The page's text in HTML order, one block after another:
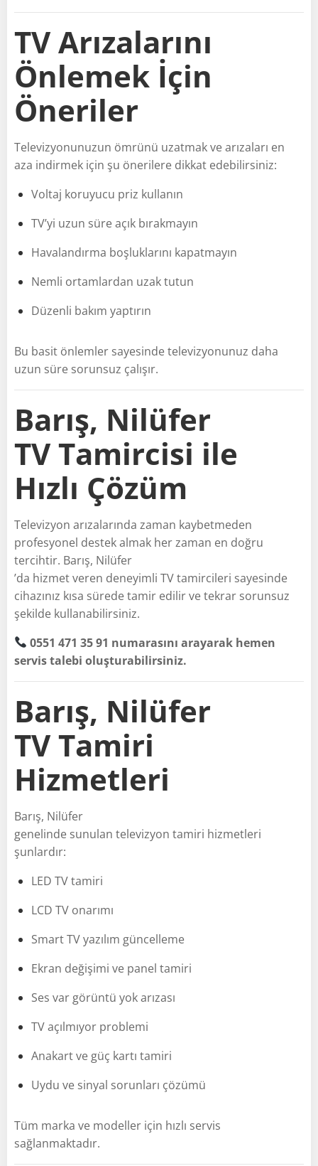
TV Arızalarını
Önlemek İçin
Öneriler
Televizyonunuzun ömrünü uzatmak ve arızaları en
aza indirmek için şu önerilere dikkat edebilirsiniz:
Voltaj koruyucu priz kullanın
TV’yi uzun süre açık bırakmayın
Havalandırma boşluklarını kapatmayın
Nemli ortamlardan uzak tutun
Düzenli bakım yaptırın
Bu basit önlemler sayesinde televizyonunuz daha
uzun süre sorunsuz çalışır.
Barış, Nilüfer
TV Tamircisi ile
Hızlı Çözüm
Televizyon arızalarında zaman kaybetmeden
profesyonel destek almak her zaman en doğru
tercihtir. Barış, Nilüfer
’da hizmet veren deneyimli TV tamircileri sayesinde
cihazınız kısa sürede tamir edilir ve tekrar sorunsuz
şekilde kullanabilirsiniz.
0551 471 35 91 numarasını arayarak hemen
servis talebi oluşturabilirsiniz.
Barış, Nilüfer
TV Tamiri
Hizmetleri
Barış, Nilüfer
genelinde sunulan televizyon tamiri hizmetleri
şunlardır:
LED TV tamiri
LCD TV onarımı
Smart TV yazılım güncelleme
Ekran değişimi ve panel tamiri
Ses var görüntü yok arızası
TV açılmıyor problemi
Anakart ve güç kartı tamiri
Uydu ve sinyal sorunları çözümü
Tüm marka ve modeller için hızlı servis
sağlanmaktadır.